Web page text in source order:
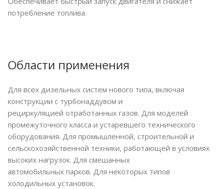
потребление топлива.
Области применения
Для всех дизельных систем нового типа, включая
конструкции с турбонаддувом и
рециркуляцией отработанных газов. Для моделей
промежуточного класса и устаревшего технического
оборудования. Для промышленной, строительной и
сельскохозяйственной техники, работающей в условиях
высоких нагрузок. Для смешанных
автомобильных парков. Для некоторых типов
холодильных установок.